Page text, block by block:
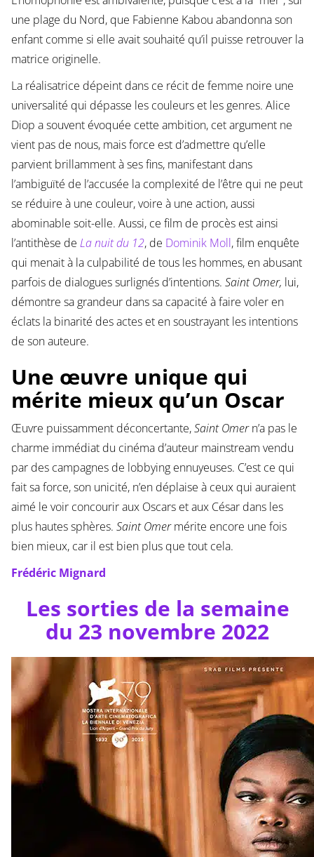
une plage du Nord, que Fabienne Kabou abandonna son
enfant comme si elle avait souhaité qu’il puisse retrouver la
matrice originelle.
La réalisatrice dépeint dans ce récit de femme noire une
universalité qui dépasse les couleurs et les genres. Alice
Diop a souvent évoquée cette ambition, cet argument ne
vient pas de nous, mais force est d’admettre qu’elle
parvient brillamment à ses fins, manifestant dans
l’ambiguïté de l’accusée la complexité de l’être qui ne peut
se réduire à une couleur, voire à une action, aussi
abominable soit-elle. Aussi, ce film de procès est ainsi
l’antithèse de La nuit du 12, de Dominik Moll, film enquête
qui menait à la culpabilité de tous les hommes, en abusant
parfois de dialogues surlignés d’intentions. Saint Omer, lui,
démontre sa grandeur dans sa capacité à faire voler en
éclats la binarité des actes et en soustrayant les intentions
de son auteure.
Une œuvre unique qui
mérite mieux qu’un Oscar
Œuvre puissamment déconcertante,Saint Omern’a pas le
charme immédiat du cinéma d’auteur mainstream vendu
par des campagnes de lobbying ennuyeuses. C’est ce qui
fait sa force, son unicité, n’en déplaise à ceux qui auraient
aimé le voir concourir aux Oscars et aux César dans les
plus hautes sphères. Saint Omermérite encore une fois
bien mieux, car il est bien plus que tout cela.
Frédéric Mignard
Les sorties de la semaine
du 23 novembre 2022